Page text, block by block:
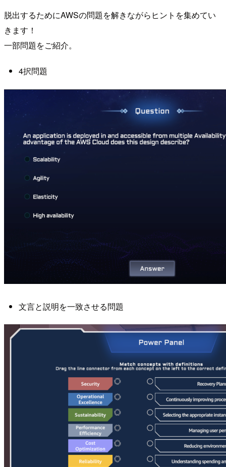
脱出するためにAWSの問題を解きながらヒントを集めてい
きます！
一部問題をご紹介。
4択問題
文言と説明を一致させる問題